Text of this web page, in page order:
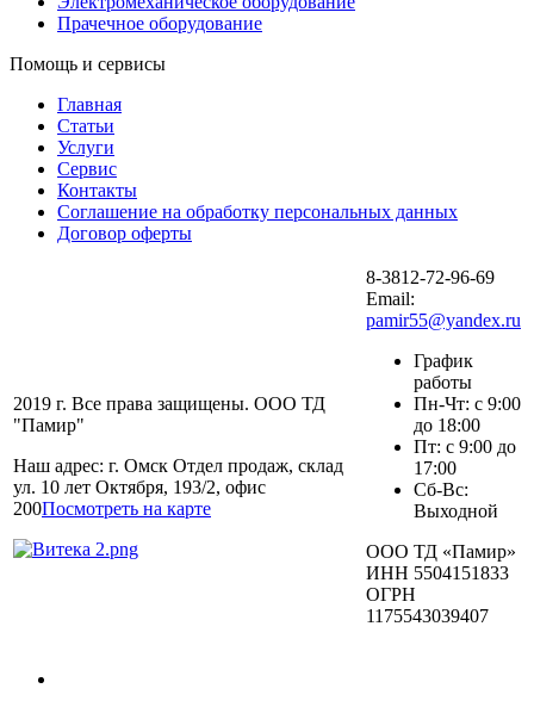
Прачечное оборудование
Помощь и сервисы
Главная
Статьи
Услуги
Сервис
Контакты
Соглашение на обработку персональных данных
Договор оферты
2019 г. Все права защищены. ООО ТД
"Памир"
Наш адрес: г. Омск Отдел продаж, склад
ул. 10 лет Октября, 193/2, офис
200Посмотреть на карте
8-3812-72-96-69
Email:
pamir55@yandex.ru
График
работы
Пн-Чт: с 9:00
до 18:00
Пт: с 9:00 до
17:00
Сб-Вс:
Выходной
ООО ТД «Памир»
ИНН 5504151833
ОГРН
1175543039407